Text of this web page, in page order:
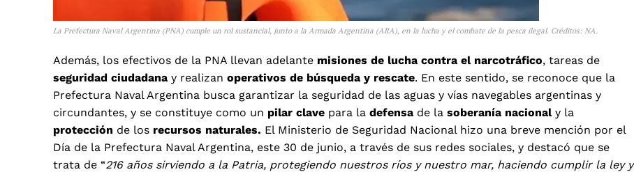
La Prefectura Naval Argentina (PNA) cumple un rol sustancial, junto a la Armada Argentina (ARA), en la lucha y el combate de la pesca ilegal. Créditos: NA.
Además, los efectivos de la PNA llevan adelante misiones de lucha contra el narcotráfico, tareas de
seguridad ciudadana y realizan operativos de búsqueda y rescate. En este sentido, se reconoce que la
Prefectura Naval Argentina busca garantizar la seguridad de las aguas y vías navegables argentinas y
circundantes, y se constituye como un pilar clave para la defensa de la soberanía nacional y la
protección de los recursos naturales. El Ministerio de Seguridad Nacional hizo una breve mención por el
Día de la Prefectura Naval Argentina, este 30 de junio, a través de sus redes sociales, y destacó que se
trata de “216 años sirviendo a la Patria, protegiendo nuestros ríos y nuestro mar, haciendo cumplir la ley y